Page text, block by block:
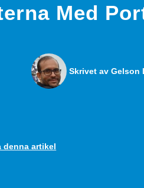
Med
Skrivet av Gelson
denna artikel